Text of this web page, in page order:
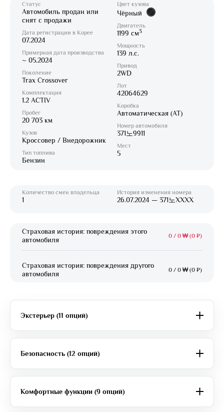
Статус
Автомобиль продан или
снят с продажи
Дата регистрации в Корее
07.2024
Примерная дата производства
~ 05.2024
Поколение
Trax Crossover
Комплектация
1.2 ACTIV
Пробег
20 703 км
Кузов
Кроссовер / Внедорожник
Тип топлива
Бензин
Цвет кузова
Чёрный
Двигатель
1199 см3
Мощность
139 л.с.
Привод
2WD
Лот
42064629
Коробка
Автоматическая (AT)
Номер автомобиля
371노9911
Мест
5
Количество смен владельца
1
История изменения номера
26.07.2024 — 371노XXXX
Страховая история: повреждения этого
автомобиля
0 / 0 ₩ (0 ₽)
Страховая история: повреждения другого
автомобиля
0 / 0 ₩ (0 ₽)
Экстерьер (11 опций)
Безопасность (12 опций)
Комфортные функции (9 опций)